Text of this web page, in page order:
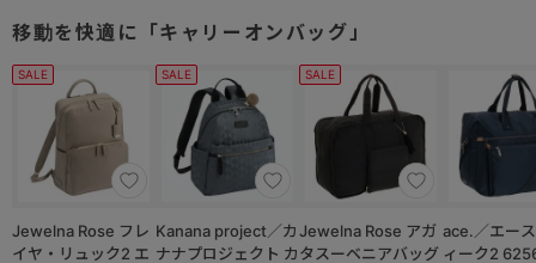
移動を快適に「キャリーオンバッグ」
SALE
Jewelna Rose フレ
イヤ・リュック2 エ
SALE
Kanana project／カ
ナナプロジェクト カ
SALE
Jewelna Rose アガ
タスーベニアバッグ
ace.／エー
ィーク2